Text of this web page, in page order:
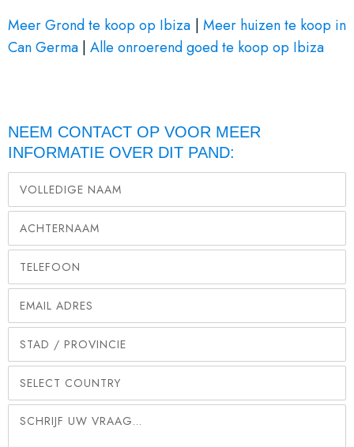
Meer Grond te koop op Ibiza | Meer huizen te koop in
Can Germa | Alle onroerend goed te koop op Ibiza
NEEM CONTACT OP VOOR MEER
INFORMATIE OVER DIT PAND: